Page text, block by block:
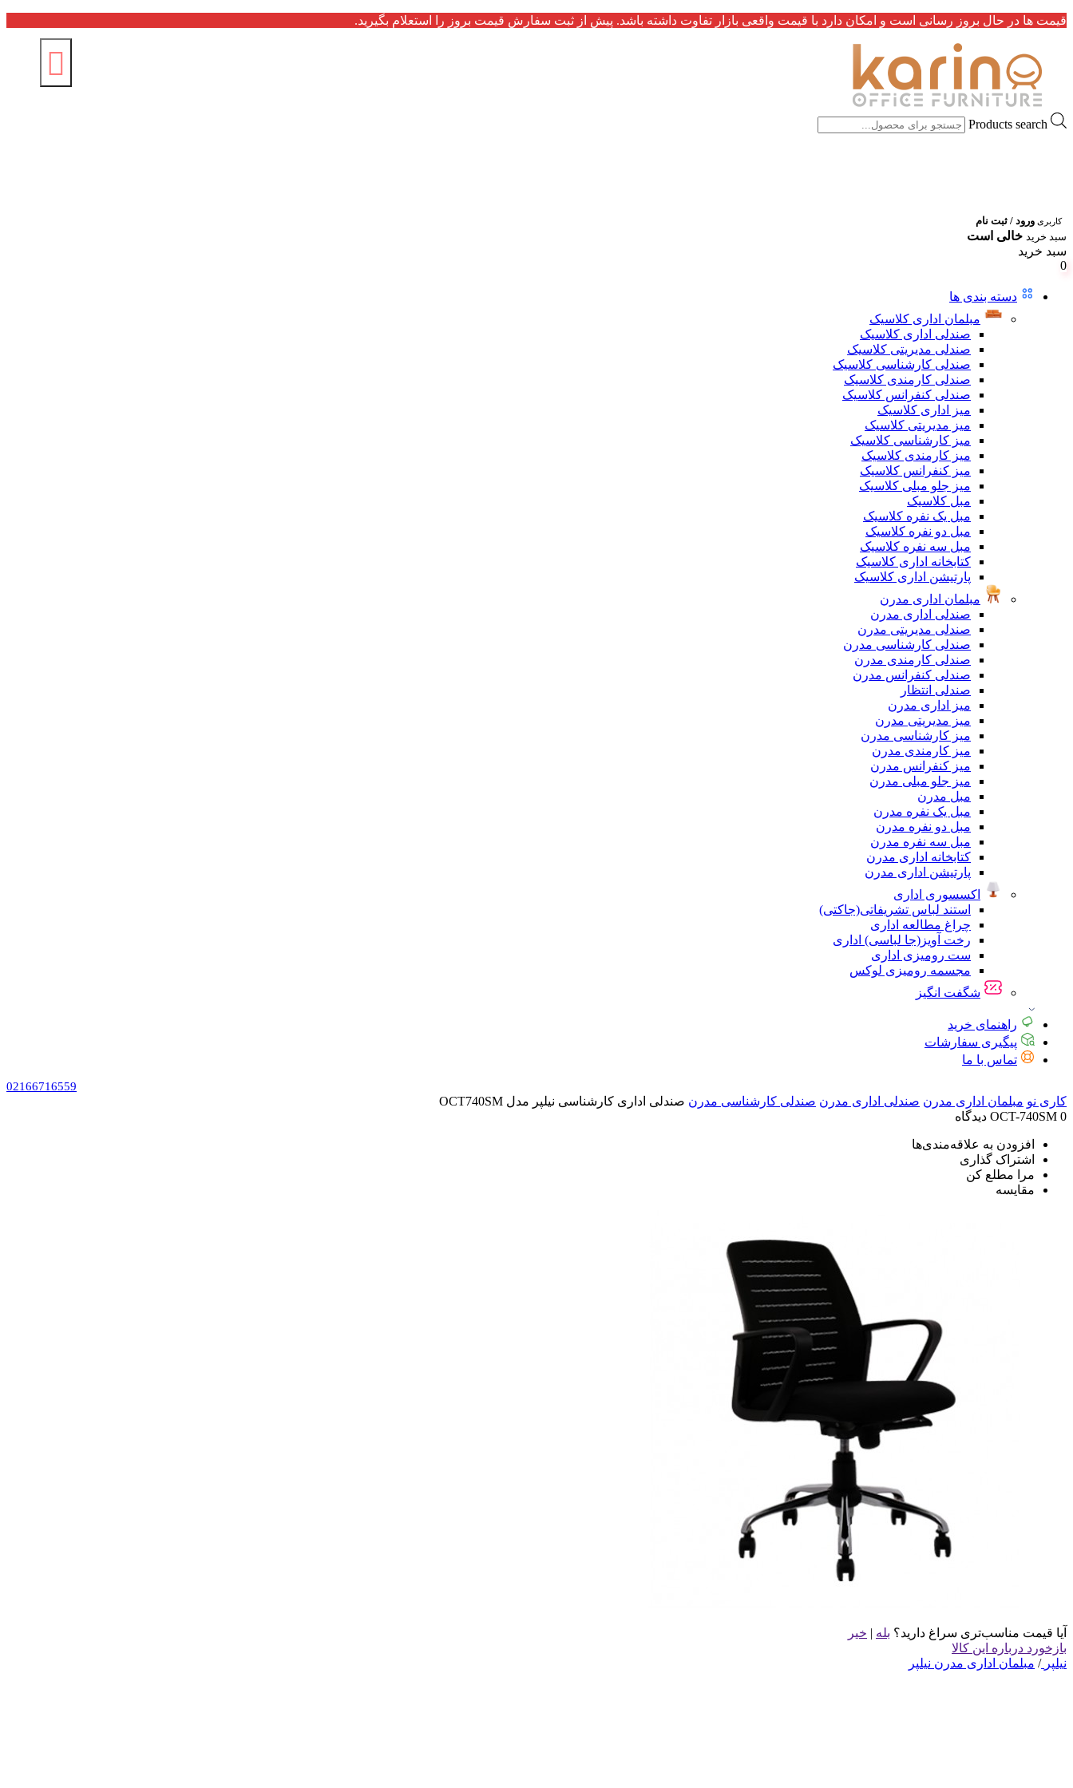
قیمت ها در حال بروز رسانی است و امکان دارد با قیمت واقعی بازار تفاوت داشته باشد. پیش از ثبت سفارش قیمت بروز را استعلام بگیرید.
Products search
کاربری ورود / ثبت نام
سبد خرید خالی است
سبد خرید
0
دسته بندی ها
مبلمان اداری کلاسیک
صندلی اداری کلاسیک
صندلی مدیریتی کلاسیک
صندلی کارشناسی کلاسیک
صندلی کارمندی کلاسیک
صندلی کنفرانس کلاسیک
میز اداری کلاسیک
میز مدیریتی کلاسیک
میز کارشناسی کلاسیک
میز کارمندی کلاسیک
میز کنفرانس کلاسیک
میز جلو مبلی کلاسیک
مبل کلاسیک
مبل یک نفره کلاسیک
مبل دو نفره کلاسیک
مبل سه نفره کلاسیک
کتابخانه اداری کلاسیک
پارتیشن اداری کلاسیک
مبلمان اداری مدرن
صندلی اداری مدرن
صندلی مدیریتی مدرن
صندلی کارشناسی مدرن
صندلی کارمندی مدرن
صندلی کنفرانس مدرن
صندلی انتظار
میز اداری مدرن
میز مدیریتی مدرن
میز کارشناسی مدرن
میز کارمندی مدرن
میز کنفرانس مدرن
میز جلو مبلی مدرن
مبل مدرن
مبل یک نفره مدرن
مبل دو نفره مدرن
مبل سه نفره مدرن
کتابخانه اداری مدرن
پارتیشن اداری مدرن
اکسسوری اداری
استند لباس تشریفاتی(جاکتی)
چراغ مطالعه اداری
رخت آویز(جا لباسی) اداری
ست رومیزی اداری
مجسمه رومیزی لوکس
شگفت انگیز
راهنمای خرید
پیگیری سفارشات
تماس با ما
02166716559
کاری نو مبلمان اداری مدرن صندلی اداری مدرن صندلی کارشناسی مدرن صندلی اداری کارشناسی نیلپر مدل OCT740SM
OCT-740SM 0 دیدگاه
افزودن به علاقه‌مندی‌ها
اشتراک گذاری
مرا مطلع کن
مقایسه
آیا قیمت مناسب‌تری سراغ دارید؟ بله | خیر
بازخورد درباره این کالا
نیلپر / مبلمان اداری مدرن نیلپر